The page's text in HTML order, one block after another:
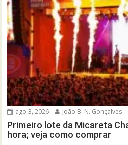
ago 3, 2026 João B. N. Gonçalves
Primeiro lote da Micareta
hora; veja como comprar